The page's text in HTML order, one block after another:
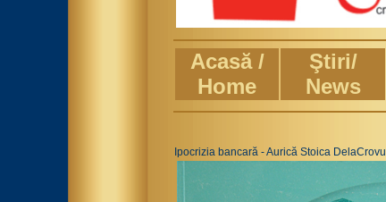
Acasă /
Home
Ştiri/
News
Ipocrizia bancară - Aurică Stoica DelaCrovu